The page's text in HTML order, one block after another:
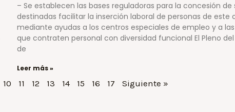
– Se establecen las bases reguladoras para la concesión de
destinadas facilitar la inserción laboral de personas de este
mediante ayudas a los centros especiales de empleo y a
que contraten personal con diversidad funcional El Pleno
de
Leer más »
10 11 12 13 14 15 16 17 Siguiente »